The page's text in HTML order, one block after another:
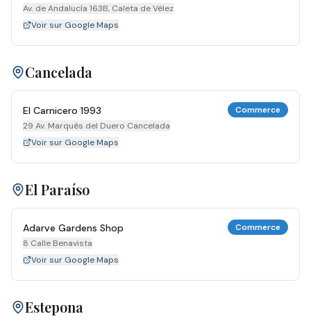
Av. de Andalucía 163B, Caleta de Vélez
Voir sur Google Maps
Cancelada
El Carnicero 1993
29 Av. Marqués del Duero Cancelada
Commerce
Voir sur Google Maps
El Paraíso
Adarve Gardens Shop
8 Calle Benavista
Commerce
Voir sur Google Maps
Estepona